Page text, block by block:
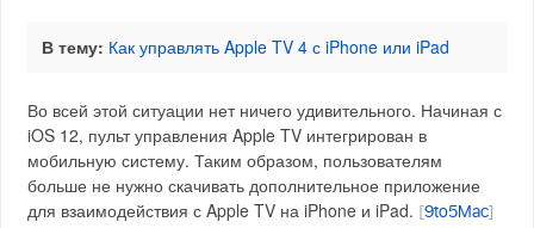
В тему: Как управлять Apple TV 4 с iPhone или iPad
Во всей этой ситуации нет ничего удивительного. Начиная с
iOS 12, пульт управления Apple TV интегрирован в
мобильную систему. Таким образом, пользователям
больше не нужно скачивать дополнительное приложение
для взаимодействия с Apple TV на iPhone и iPad. [9to5Mac]